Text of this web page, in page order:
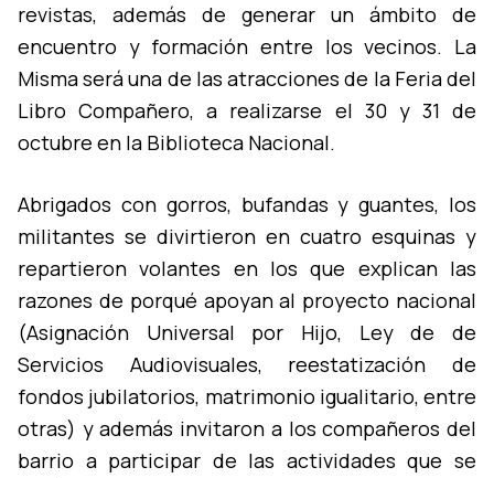
revistas, además de generar un ámbito de
encuentro y formación entre los vecinos. La
Misma será una de las atracciones de la Feria del
Libro Compañero, a realizarse el 30 y 31 de
octubre en la Biblioteca Nacional.
Abrigados con gorros, bufandas y guantes, los
militantes se divirtieron en cuatro esquinas y
repartieron volantes en los que explican las
razones de porqué apoyan al proyecto nacional
(Asignación Universal por Hijo, Ley de de
Servicios Audiovisuales, reestatización de
fondos jubilatorios, matrimonio igualitario, entre
otras) y además invitaron a los compañeros del
barrio a participar de las actividades que se